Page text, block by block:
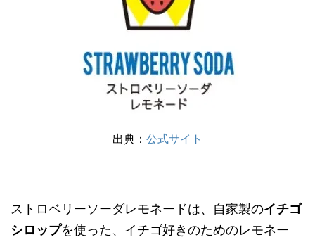
出典： 公式サイト
ストロベリーソーダレモネードは、自家製のイチゴ
シロップを使った、イチゴ好きのためのレモネー